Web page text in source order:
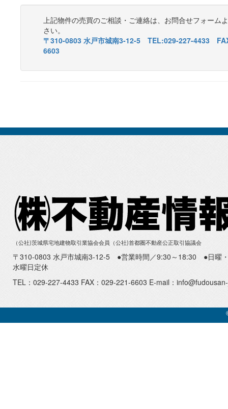
上記物件の売買のご相談・ご連絡は、お問合せフォーム
さい。
〒310-0803 水戸市城南3-12-5 TEL:029-227-4433
6603
（公社)茨城県宅地建物取引業協会会員（公社)首都圏不動産公正取引協議会
〒310-0803 水戸市城南3-12-5 ●営業時間／9:30～18:30 ●日曜
水曜日定休
TEL：029-227-4433 FAX：029-221-6603 E-mail：